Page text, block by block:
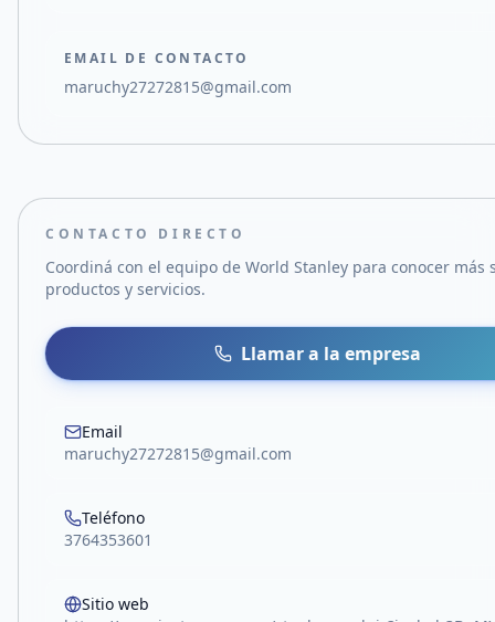
EMAIL DE CONTACTO
maruchy27272815@gmail.com
CONTACTO DIRECTO
Coordiná con el equipo de World Stanley para conocer más
productos y servicios.
Llamar a la empresa
Email
maruchy27272815@gmail.com
Teléfono
3764353601
Sitio web